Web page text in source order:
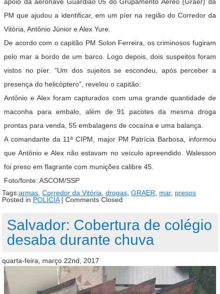
apoio da aeronave Guardião 05 do Grupamento Aéreo (Graer) da
PM que ajudou a identificar, em um píer na região do Corredor da
Vitória, Antônio Júnior e Alex Yure.
De acordo com o capitão PM Solon Ferreira, os criminosos fugiram
pelo mar a bordo de um barco. Logo depois, dois suspeitos foram
vistos no píer. “Um dos sujeitos se escondeu, após perceber a
presença do helicóptero”, revelou o capitão.
Antônio e Alex foram capturados com uma grande quantidade de
maconha para embalo, além de 91 pacotes da mesma droga
prontas para venda, 55 embalagens de cocaína e uma balança.
A comandante da 11ª CIPM, major PM Patrícia Barbosa, informou
que Antônio e Alex não estavam no veículo apreendido. Walesson
foi preso em flagrante com munições calibre 45.
Foto/fonte: ASCOM/SSP
Tags:armas, Corredor da Vitória, drogas, GRAER, mar, presos
Posted in POLÍCIA| Comments Closed
Salvador: Cobertura de colégio
desaba durante chuva
quarta-feira, março 22nd, 2017